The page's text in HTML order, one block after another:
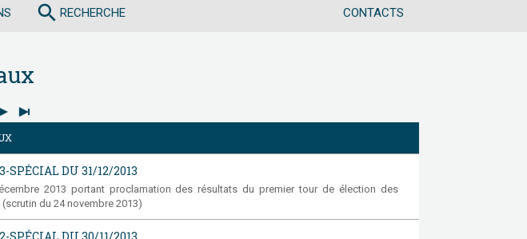
CONTACTS
search RECHERCHE
SPÉCIAL DU 31/12/2013
2013 portant proclamation des résultats du premier tour de élection des
du 24 novembre 2013)
SPÉCIAL DU 30/11/2013